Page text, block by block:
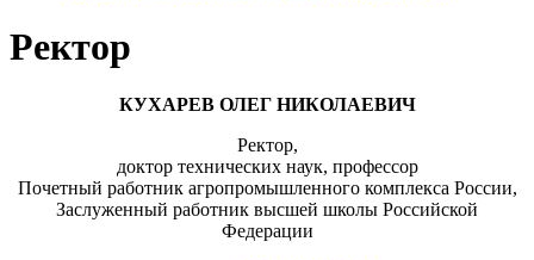
Ректор
КУХАРЕВ ОЛЕГ НИКОЛАЕВИЧ
Ректор,
доктор технических наук, профессор
Почетный работник агропромышленного комплекса России,
Заслуженный работник высшей школы Российской
Федерации